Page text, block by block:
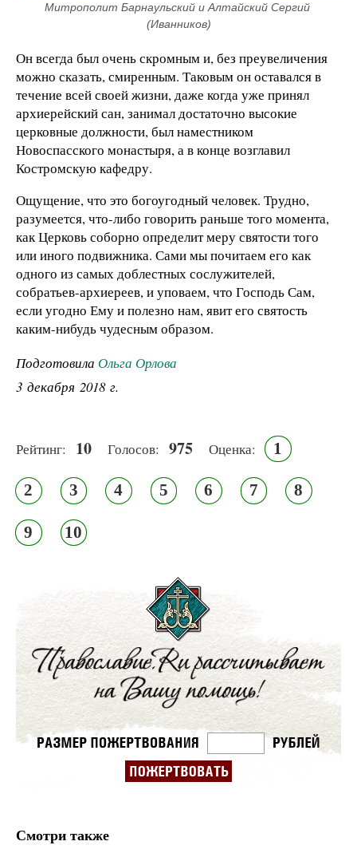
Митрополит Барнаульский и Алтайский Сергий
(Иванников)
Он всегда был очень скромным и, без преувеличения
можно сказать, смиренным. Таковым он оставался в
течение всей своей жизни, даже когда уже принял
архиерейский сан, занимал достаточно высокие
церковные должности, был наместником
Новоспасского монастыря, а в конце возглавил
Костромскую кафедру.
Ощущение, что это богоугодный человек. Трудно,
разумеется, что-либо говорить раньше того момента,
как Церковь соборно определит меру святости того
или иного подвижника. Сами мы почитаем его как
одного из самых доблестных сослужителей,
собратьев-архиереев, и уповаем, что Господь Сам,
если угодно Ему и полезно нам, явит его святость
каким-нибудь чудесным образом.
Подготовила Ольга Орлова
3 декабря 2018 г.
Рейтинг: 10 Голосов: 975 Оценка: 1
2 3 4 5 6 7 8
9 10
Смотри также